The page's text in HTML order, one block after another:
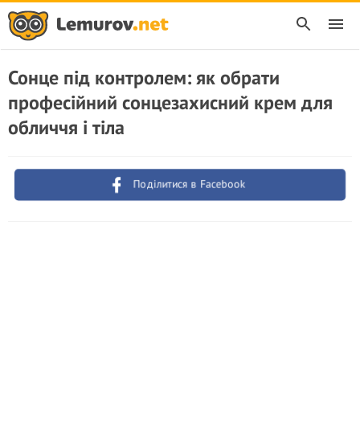
Сонце під контролем: як обрати
професійний сонцезахисний крем для
обличчя і тіла
Поділитися в Facebook